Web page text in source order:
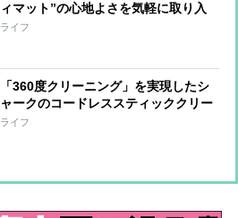
ィマット”の心地よさを気軽に取り入
れられる『ワンダーボール セット』
ライフ
「360度クリーニング」を実現したシ
ャークのコードレススティッククリー
ナー 強い吸引力とヘッドの密着性で
ライフ